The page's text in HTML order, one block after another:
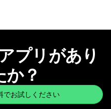
プリがあり
か？
お試しください